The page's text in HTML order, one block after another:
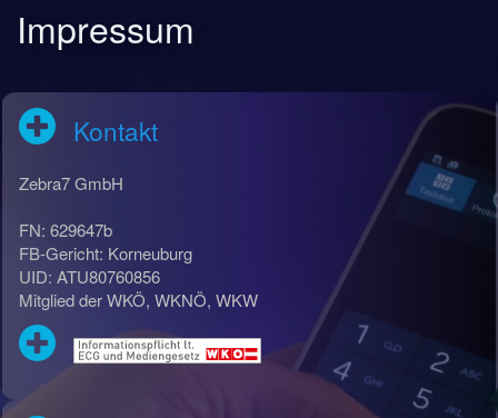
Impressum
Kontakt
Zebra7 GmbH
FN: 629647b
FB-Gericht: Korneuburg
UID: ATU80760856
Mitglied der WKÖ, WKNÖ, WKW